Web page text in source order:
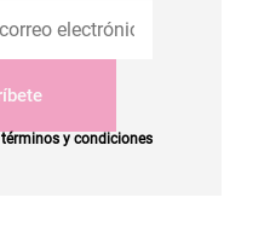
términos y condiciones